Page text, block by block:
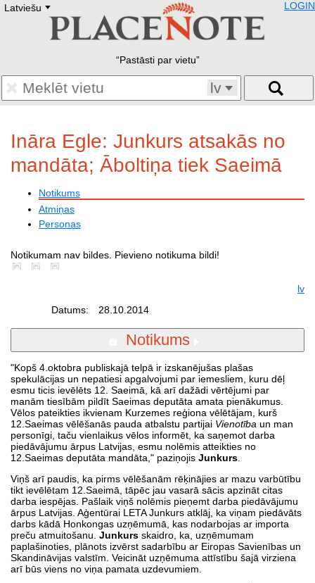
Latviešu E
Deutsch
Francais
Polski
Eestikeelne
LOGIN
Pastāsti par vietu
lv
Ināra Egle: Junkurs atsakās no
mandāta; Āboltiņa tiek Saeimā
Notikums
Atmiņas
Personas
Notikumam nav bildes. Pievieno notikuma bildi!
lv
Datums:
28.10.2014
Notikums
"Kopš 4.oktobra publiskajā telpā ir izskanējušas plašas
spekulācijas un nepatiesi apgalvojumi par iemesliem, kuru dēļ
esmu ticis ievēlēts 12. Saeimā, kā arī dažādi vērtējumi par
manām tiesībām pildīt Saeimas deputāta amata pienākumus.
Vēlos pateikties ikvienam Kurzemes reģiona vēlētājam, kurš
12.Saeimas vēlēšanās pauda atbalstu partijai Vienotība un man
personīgi, taču vienlaikus vēlos informēt, ka saņemot darba
piedāvājumu ārpus Latvijas, esmu nolēmis atteikties no
12.Saeimas deputāta mandāta," paziņojis Junkurs
Viņš arī paudis, ka pirms vēlēšanām rēķinājies ar mazu varbūtību
tikt ievēlētam 12.Saeimā, tāpēc jau vasarā sācis apzināt citas
darba iespējas. Pašlaik viņš nolēmis pieņemt darba piedāvājumu
ārpus Latvijas. Aģentūrai LETA Junkurs atklāj, ka viņam piedāvāts
darbs kādā Honkongas uzņēmumā, kas nodarbojas ar importa
preču atmuitošanu. Junkurs skaidro, ka, uzņēmumam
paplašinoties, plānots izvērst sadarbību ar Eiropas Savienības un
Skandināvijas valstīm. Veicināt uzņēmuma attīstību šajā virziena
arī būs viens no viņa pamata uzdevumiem.